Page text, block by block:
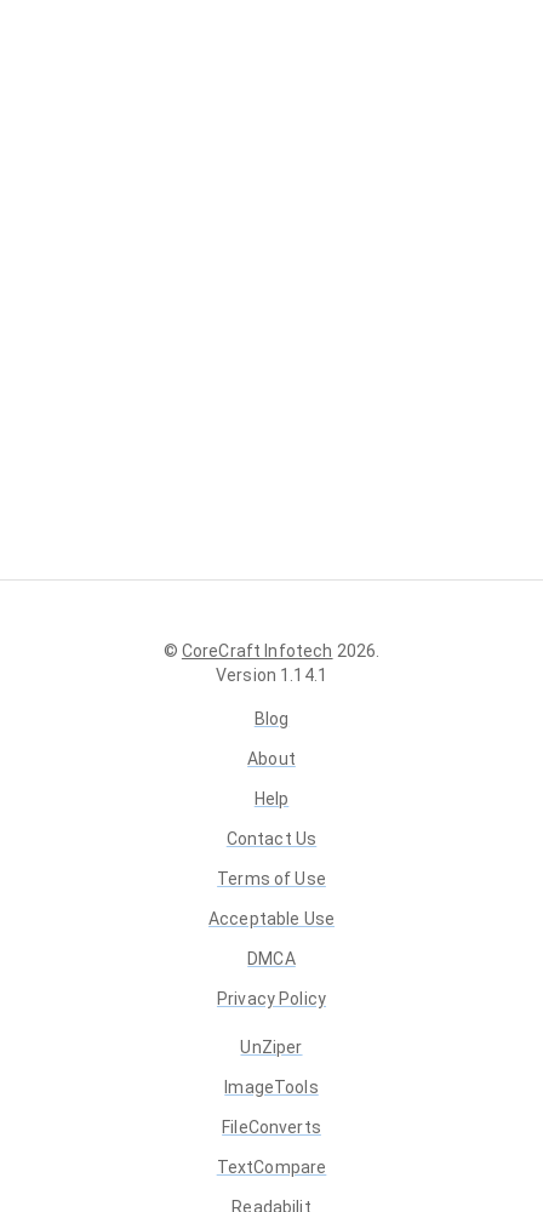
© CoreCraft Infotech 2026.
Version 1.14.1
Blog
About
Help
Contact Us
Terms of Use
Acceptable Use
DMCA
Privacy Policy
UnZiper
ImageTools
FileConverts
TextCompare
Readabilit